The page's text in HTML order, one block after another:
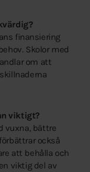
finansiering
Skolor med
om att
viktigt?
vuxna, bättre
också
att behålla och
viktig del av